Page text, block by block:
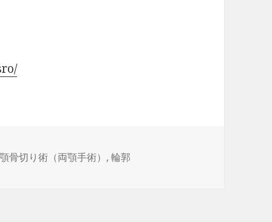
骨切り術（両顎手術） ,輪郭